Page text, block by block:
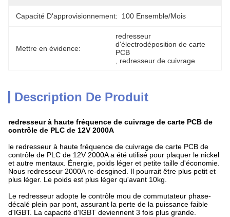
Capacité D'approvisionnement: 100 Ensemble/mois
Mettre en évidence:
redresseur
d'électrodéposition de carte
PCB
redresseur de cuivrage
Description De Produit
redresseur à haute fréquence de cuivrage de carte PCB de
contrôle de PLC de 12V 2000A
le redresseur à haute fréquence de cuivrage de carte PCB de
contrôle de PLC de 12V 2000Aa été utilisé pour plaquer le nickel
et autre mentaux. Énergie, poids léger et petite taille d'économie.
Nous redresseur 2000A re-desgined. Il pourrait être plus petit et
plus léger. Le poids est plus léger qu'avant 10kg.
Le redresseur adopte le contrôle mou de commutateur phase-
décalé plein par pont, assurant la perte de la puissance faible
d'IGBT. La capacité d'IGBT deviennent 3 fois plus grande.